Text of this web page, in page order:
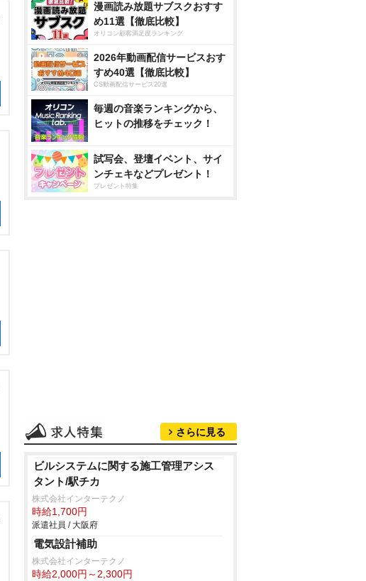
漫画読み放題サブスクおすす
め11選【徹底比較】
オリコン顧客満足度ランキング
2026年動画配信サービスおす
すめ40選【徹底比較】
CS動画配信サービス20選
毎週の音楽ランキングから、
ヒットの推移をチェック！
試写会、登壇イベント、サイ
ンチェキなどプレゼント！
プレゼント特集
さらに見る
ビルシステムに関する施工管理アシス
タント/駅チカ
株式会社インターテクノ
時給1,700円
派遣社員 / 大阪府
電気設計補助
株式会社インターテクノ
時給2,000円～2,300円